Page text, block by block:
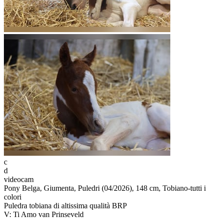
c
d
videocam
Pony Belga, Giumenta, Puledri (04/2026), 148 cm, Tobiano-tutti i
colori
Puledra tobiana di altissima qualità BRP
V: Ti Amo van Prinseveld